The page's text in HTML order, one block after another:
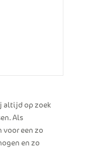
altijd op zoek
Als
voor een zo
en zo